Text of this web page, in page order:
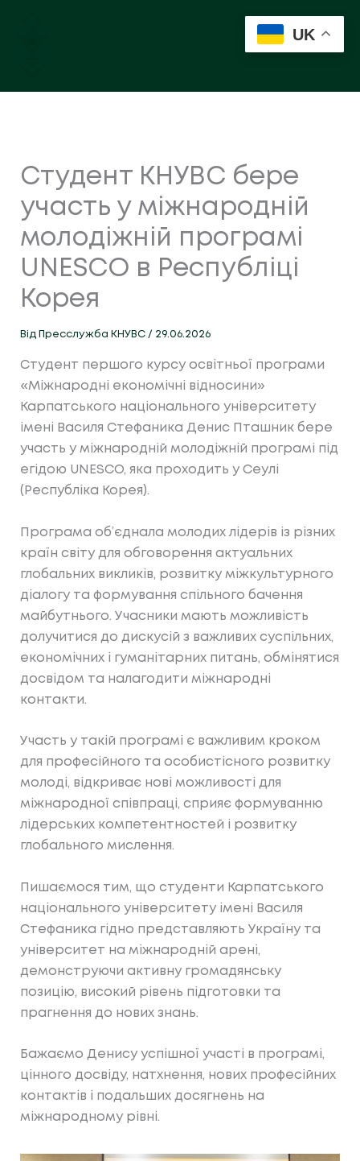
Студент КНУВС бере
участь у міжнародній
молодіжній програмі
UNESCO в Республіці
Корея
Від Пресслужба КНУВС / 29.06.2026
Студент першого курсу освітньої програми
«Міжнародні економічні відносини»
Карпатського національного університету
імені Василя Стефаника Денис Пташник бере
участь у міжнародній молодіжній програмі під
егідою UNESCO, яка проходить у Сеулі
(Республіка Корея).
Програма об’єднала молодих лідерів із різних
країн світу для обговорення актуальних
глобальних викликів, розвитку міжкультурного
діалогу та формування спільного бачення
майбутнього. Учасники мають можливість
долучитися до дискусій з важливих суспільних,
економічних і гуманітарних питань, обмінятися
досвідом та налагодити міжнародні
контакти.
Участь у такій програмі є важливим кроком
для професійного та особистісного розвитку
молоді, відкриває нові можливості для
міжнародної співпраці, сприяє формуванню
лідерських компетентностей і розвитку
глобального мислення.
Пишаємося тим, що студенти Карпатського
національного університету імені Василя
Стефаника гідно представляють Україну та
університет на міжнародній арені,
демонструючи активну громадянську
позицію, високий рівень підготовки та
прагнення до нових знань.
Бажаємо Денису успішної участі в програмі,
цінного досвіду, натхнення, нових професійних
контактів і подальших досягнень на
міжнародному рівні.
UK